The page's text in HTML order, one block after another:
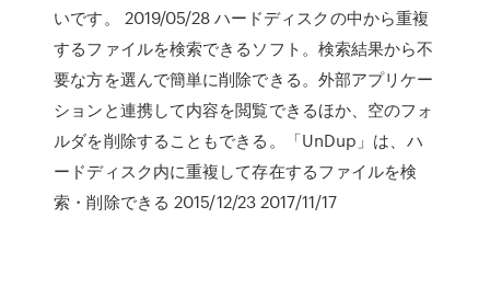
いです。 2019/05/28 ハードディスクの中から重複
するファイルを検索できるソフト。検索結果から不
要な方を選んで簡単に削除できる。外部アプリケー
ションと連携して内容を閲覧できるほか、空のフォ
ルダを削除することもできる。「UnDup」は、ハ
ードディスク内に重複して存在するファイルを検
索・削除できる 2015/12/23 2017/11/17